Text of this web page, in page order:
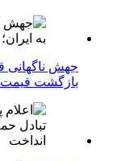
جهش ناگهانی
بازگشت